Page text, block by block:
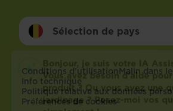
Sélection de pays
Footer
Conditions d’utilisation Malin dans
Info technique
Politique relative aux données
Préférences de cookies